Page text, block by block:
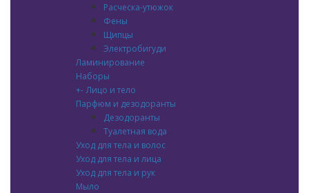
Расческа-утюжок
Фены
Щипцы
Электробигуди
Ламинирование
Наборы
+- Лицо и тело
Парфюм и дезодоранты
Дезодоранты
Туалетная вода
Уход для тела и волос
Уход для тела и лица
Уход для тела и рук
Мыло